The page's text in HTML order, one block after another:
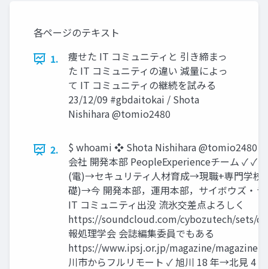
各ページのテキスト
1.
痩せた IT コミュニティと 引き締まっ
た IT コミュニティの違い 減量によっ
て IT コミュニティの継続を試みる
23/12/09 #gbdaitokai / Shota
Nishihara @tomio2480
2.
$ whoami ❖ Shota Nishihara @tomio2480
会社 開発本部 PeopleExperienceチーム ✓ ✓
(電)→セキュリティ人材育成→現職+専門学校
礎)→今 開発本部，運用本部，サイボウズ・
IT コミュニティ出没 流氷交差点よろしく
https://soundcloud.com/cybozutech/sets/
報処理学会 会誌編集委員でもある
https://www.ipsj.or.jp/magazine/
川市からフルリモート ✓ 旭川 18 年→北見 4